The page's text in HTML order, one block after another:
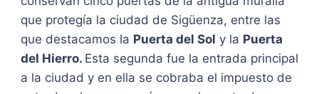
que protegía la ciudad de Sigüenza, entre las
que destacamos la Puerta del Sol y la Puerta
del Hierro. Esta segunda fue la entrada principal
a la ciudad y en ella se cobraba el impuesto de